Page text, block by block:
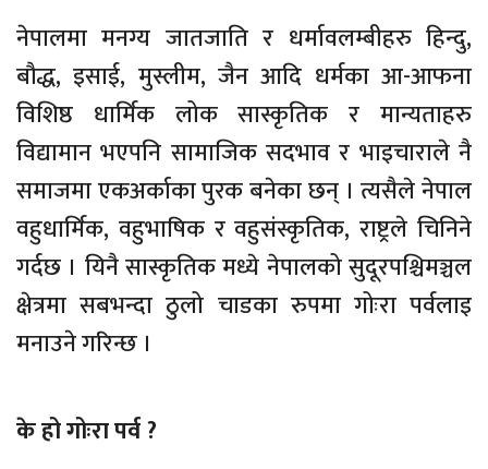
नेपालमा मनग्य जातजाति र धर्मावलम्बीहरु हिन्दु,
बौद्ध, इसाई, मुस्लीम, जैन आदि धर्मका आ-आफना
विशिष्ठ धार्मिक लोक सास्कृतिक र मान्यताहरु
विद्यामान भएपनि सामाजिक सदभाव र भाइचाराले नै
समाजमा एकअर्काका पुरक बनेका छन् । त्यसैले नेपाल
वहुधार्मिक, वहुभाषिक र वहुसंस्कृतिक, राष्ट्रले चिनिने
गर्दछ । यिनै सास्कृतिक मध्ये नेपालको सुदूरपश्चिमञ्चल
क्षेत्रमा सबभन्दा ठुलो चाडका रुपमा गोःरा पर्वलाइ
मनाउने गरिन्छ ।
के हो गोःरा पर्व ?